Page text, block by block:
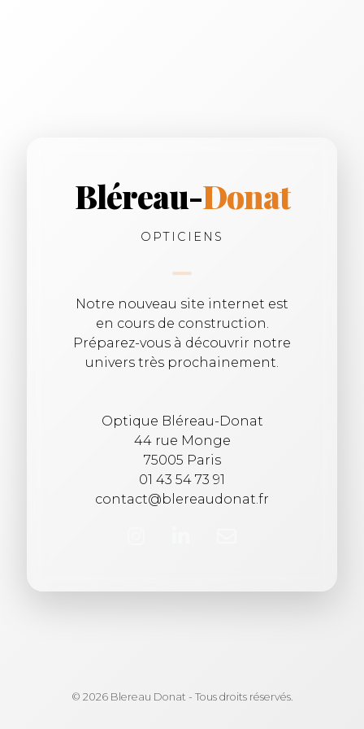
Bléreau-Donat
OPTICIENS
Notre nouveau site internet est
en cours de construction.
Préparez-vous à découvrir notre
univers très prochainement.
Optique Bléreau-Donat
44 rue Monge
75005 Paris
01 43 54 73 91
contact@blereaudonat.fr
© 2026 Blereau Donat - Tous droits réservés.